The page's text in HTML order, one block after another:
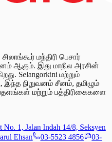
மந்திரி பெசார்
ஆகும். இது மாநில அரசின்
Selangorkini மற்றும்
இந்த நிறுவனம் சீனம், தமிழும்
மற்றும் பத்திரிகைகளை
1, Jalan Indah 14/8, Seksyen
Ehsan
03-5523 4856
03-